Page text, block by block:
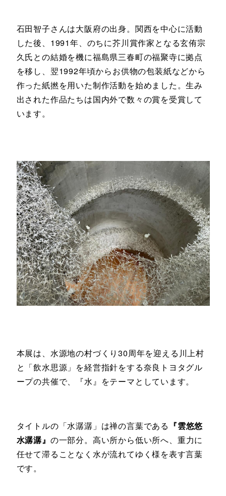
石田智子さんは大阪府の出身。関西を中心に活動
した後、1991年、のちに芥川賞作家となる玄侑宗
久氏との結婚を機に福島県三春町の福聚寺に拠点
を移し、翌1992年頃からお供物の包装紙などから
作った紙撚を用いた制作活動を始めました。生み
出された作品たちは国内外で数々の賞を受賞して
います。
本展は、水源地の村づくり30周年を迎える川上村
と「飲水思源」を経営指針をする奈良トヨタグル
ープの共催で、『水』をテーマとしています。
タイトルの「水潺潺」は禅の言葉である 『雲悠悠
水潺潺』 の一部分。高い所から低い所へ、重力に
任せて滞ることなく水が流れてゆく様を表す言葉
です。